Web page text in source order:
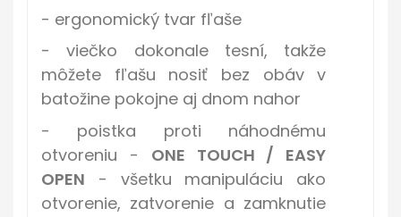
- ergonomický tvar fľaše
- viečko dokonale tesní, takže
môžete fľašu nosiť bez obáv v
batožine pokojne aj dnom nahor
- poistka proti náhodnému
otvoreniu - ONE TOUCH / EASY
OPEN - všetku manipuláciu ako
otvorenie, zatvorenie a zamknutie